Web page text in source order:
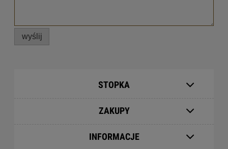
wyślij
STOPKA
ZAKUPY
INFORMACJE